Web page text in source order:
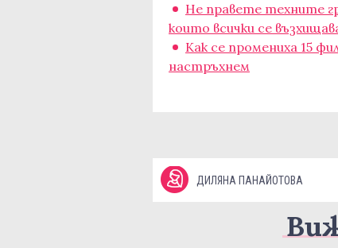
Не правете техните
които всички се
Как се промениха 15
настръхнем
ДИЛЯНА ПАНАЙОТОВА